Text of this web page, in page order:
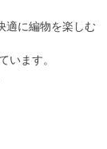
適に編物を楽しむ
います。